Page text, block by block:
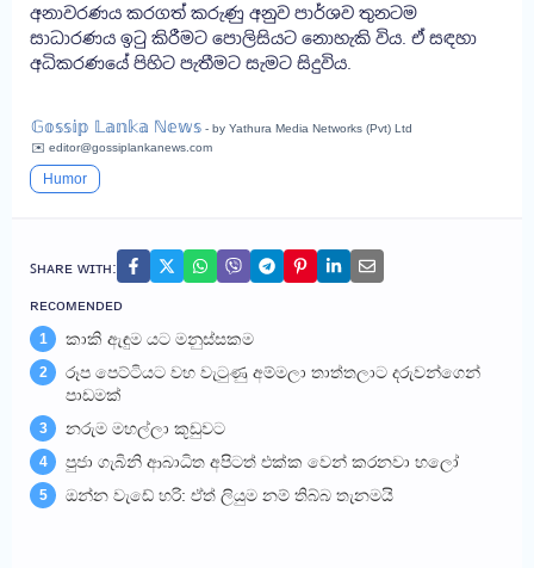
අනාවරණය කරගත් කරුණු අනුව පාර්ශව තුනටම
සාධාරණය ඉටු කිරීමට පොලිසියට නොහැකි විය. ඒ සඳහා
අධිකරණයේ පිහිට පැතීමට සැමට සිදුවිය.
𝔾𝕠𝕤𝕤𝕚𝕡 𝕃𝕒𝕟𝕜𝕒 ℕ𝕖𝕨𝕤 - by Yathura Media Networks (Pvt) Ltd
✉️ editor@gossiplankanews.com
Humor
ꜱʜᴀʀᴇ ᴡɪᴛʜ:
ʀᴇᴄᴏᴍᴇɴᴅᴇᴅ
1 කාකි ඇඳුම යට මනුස්සකම
2
රූප පෙට්ටියට වහ වැටුණු අම්මලා තාත්තලාට දරුවන්ගෙන්
පාඩමක්
3 නරුම මහල්ලා කූඩුවට
4 පුජා ගැබිනි ආබාධිත අපිටත් එක්ක වෙන් කරනවා හලෝ
5 ඔන්න වැඩේ හරි: ඒත් ලියුම නම් තිබ්බ තැනමයි